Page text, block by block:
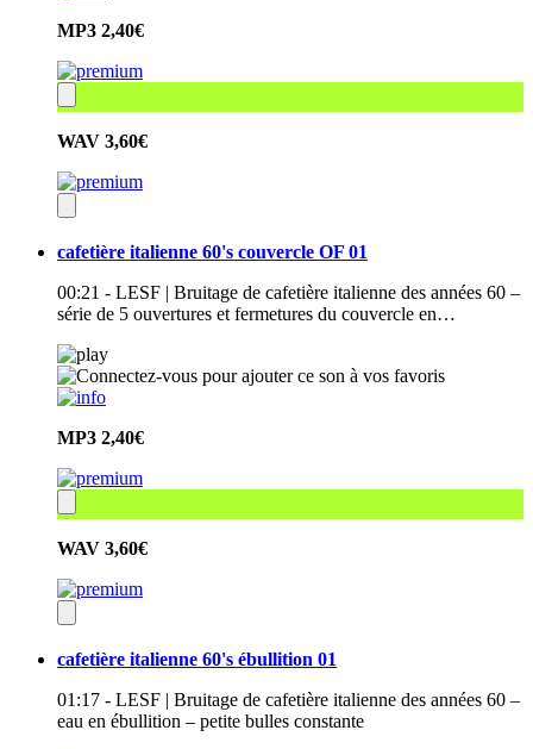
MP3 2,40€
WAV 3,60€
cafetière italienne 60's couvercle OF 01
00:21 - LESF | Bruitage de cafetière italienne des années 60 –
série de 5 ouvertures et fermetures du couvercle en…
MP3 2,40€
WAV 3,60€
cafetière italienne 60's ébullition 01
01:17 - LESF | Bruitage de cafetière italienne des années 60 –
eau en ébullition – petite bulles constante